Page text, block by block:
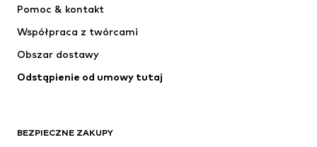
Garnitury & marynarki
Moda plażowa
Specjalne okazje
Ekskluzywne
BUTY
Pomoc & kontakt
Współpraca z twórcami
Obszar dostawy
Odstąpienie od umowy tutaj
BEZPIECZNE ZAKUPY